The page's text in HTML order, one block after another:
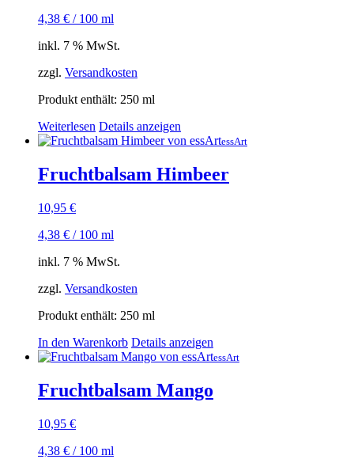
4,38 € / 100 ml
inkl. 7 % MwSt.
zzgl. Versandkosten
Produkt enthält: 250 ml
Weiterlesen Details anzeigen
essArt
Fruchtbalsam Himbeer
10,95 €
4,38 € / 100 ml
inkl. 7 % MwSt.
zzgl. Versandkosten
Produkt enthält: 250 ml
In den Warenkorb Details anzeigen
essArt
Fruchtbalsam Mango
10,95 €
4,38 € / 100 ml